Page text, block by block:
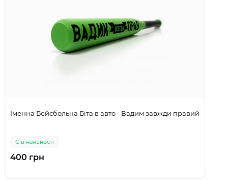
Іменна Бейсбольна Біта в авто - Вадим завжди правий
Є в наявності
400 грн